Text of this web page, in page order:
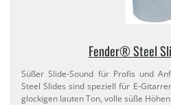
Fender® Steel
Süßer Slide-​Sound für Profis und
Steel Slides sind speziell für E-​
glockigen lauten Ton, volle süße